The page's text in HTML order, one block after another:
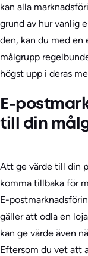
kan alla
grund av hur vanlig
den, kan du med en
målgrupp
högst upp i deras
E-
till din
Att ge värde till din
komma tillbaka för
E-
gäller att odla en
kan ge värde även
Eftersom du vet att